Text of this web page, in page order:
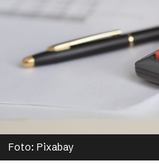
Foto: Pixabay